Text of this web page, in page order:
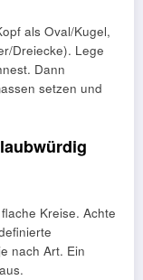
als Oval/Kugel,
Dreiecke). Lege
Dann
setzen und
Kreise. Achte
nach Art. Ein